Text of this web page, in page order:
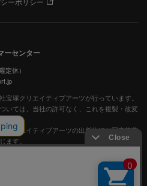
ーセンター
休）
宝塚クリエイティブアーツが行っています。
いては、当社の許可なく、これを複製・改変
クリエイティブアーツの出版物ほか写真等著
ます。